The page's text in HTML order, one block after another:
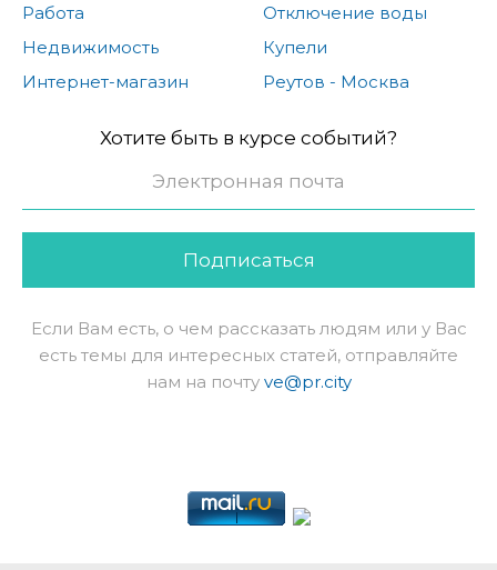
Работа
Недвижимость
Интернет-магазин
Отключение воды
Купели
Реутов - Москва
Хотите быть в курсе событий?
Подписаться
Если Вам есть, о чем рассказать людям или у Вас
есть темы для интересных статей, отправляйте
нам на почту ve@pr.city